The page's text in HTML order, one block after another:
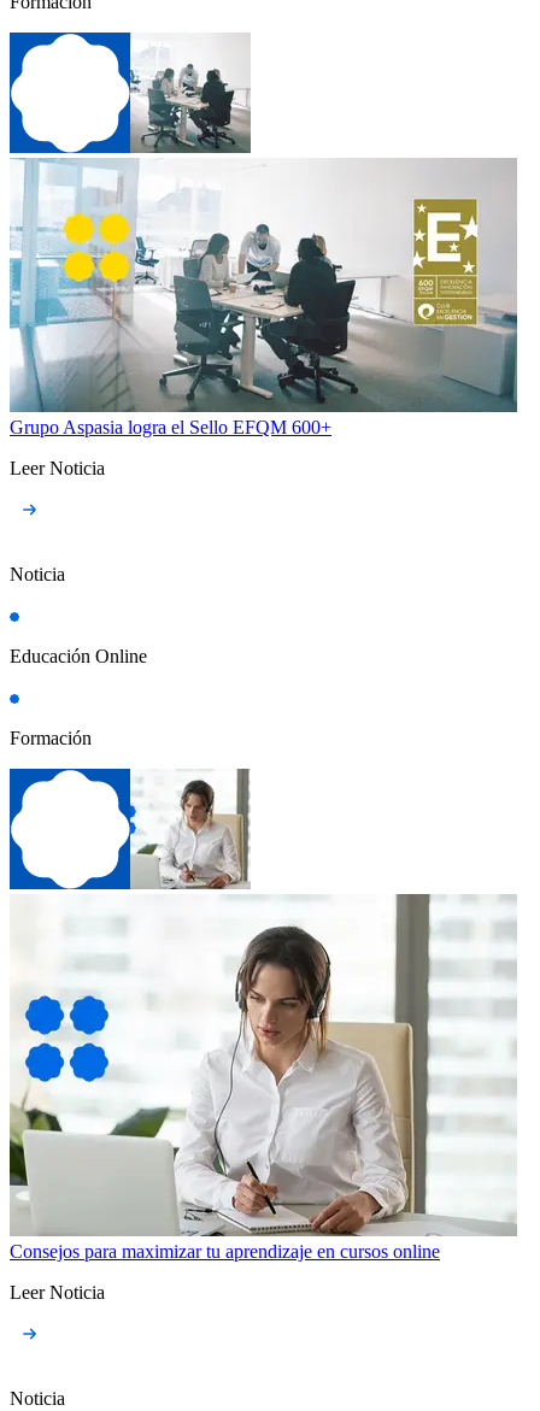
Grupo Aspasia logra el Sello EFQM 600+
Leer Noticia
Noticia
Educación Online
Formación
Consejos para maximizar tu aprendizaje en cursos online
Leer Noticia
Noticia